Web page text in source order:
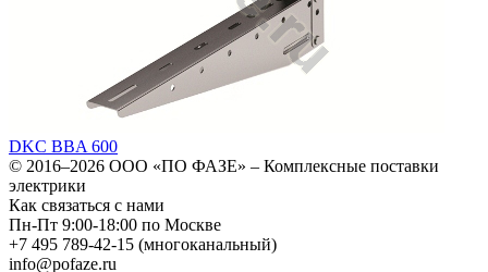
DKC BBA 600
© 2016–2026 ООО «ПО ФАЗЕ» – Комплексные поставки
электрики
Как связаться с нами
Пн-Пт 9:00-18:00 по Москве
+7 495 789-42-15 (многоканальный)
info@pofaze.ru